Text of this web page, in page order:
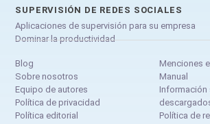
SUPERVISIÓN DE REDES SOCIALES
Aplicaciones de supervisión para su empresa
Dominar la productividad
Blog
Sobre nosotros
Equipo de autores
Política de privacidad
Política editorial
Menciones
Manual
Información
Política de